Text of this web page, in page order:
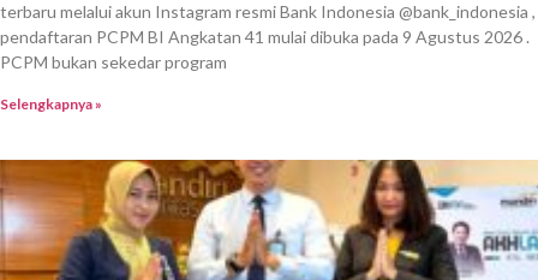
terbaru melalui akun Instagram resmi Bank Indonesia @bank_indonesia ,
pendaftaran PCPM BI Angkatan 41 mulai dibuka pada 9 Agustus 2026 .
PCPM bukan sekedar program
Selengkapnya »